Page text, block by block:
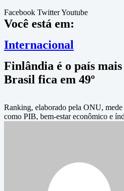
Facebook TwitterYoutube
Você está em:
Internacional
Finlândia é o país
Brasil fica em 49º
Ranking, elaborado pela ONU,
como PIB, bem-estar econômico e